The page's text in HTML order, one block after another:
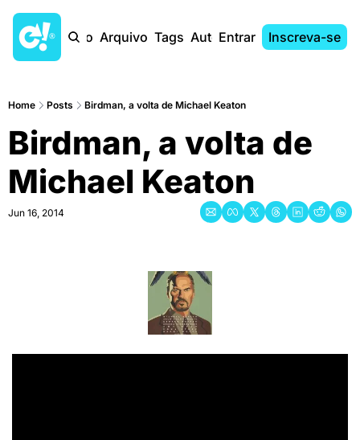
Início Arquivo Tags AutoresEntrar Inscreva-se
Home Posts Birdman, a volta de Michael Keaton
Birdman, a volta de
Michael Keaton
Jun 16, 2014